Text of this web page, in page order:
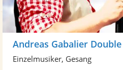
Andreas Gabalier
Einzelmusiker, Gesang